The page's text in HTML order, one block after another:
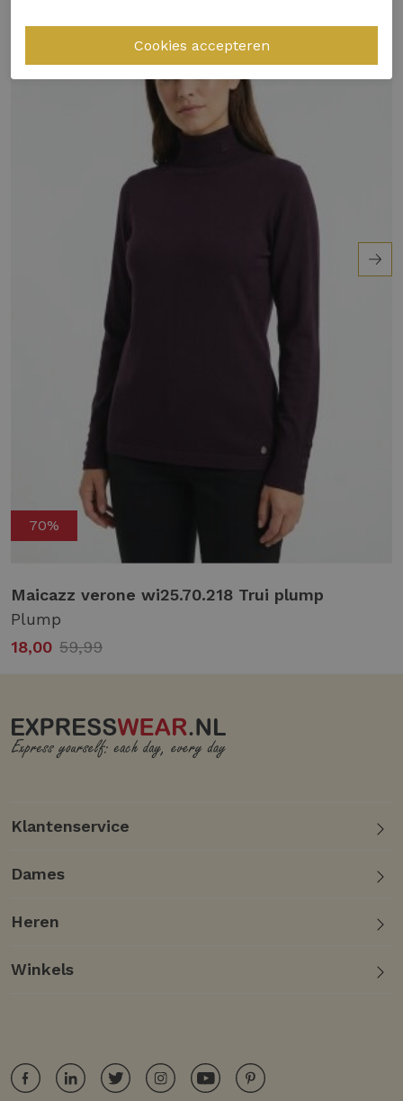
70%
Maicazz verone wi25.70.218 Trui plump
Plump
18,00 59,99
Klantenservice
Dames
Heren
Winkels